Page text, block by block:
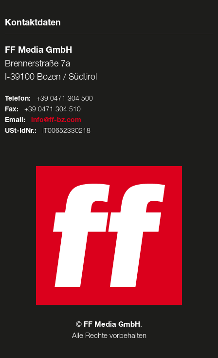
Kontaktdaten
FF Media GmbH
Brennerstraße 7a
I-39100 Bozen / Südtirol
Telefon: +39 0471 304 500
Fax: +39 0471 304 510
Email:
info@ff-bz.com
USt-IdNr.: IT00652330218
© FF Media GmbH .
Alle Rechte vorbehalten